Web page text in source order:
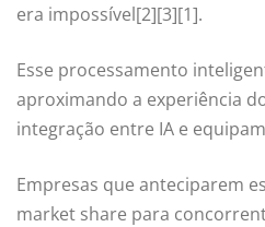
era impossível[2][3][1].
Esse processamento
aproximando a experiência
integração entre IA e
Empresas que anteciparem
market share para